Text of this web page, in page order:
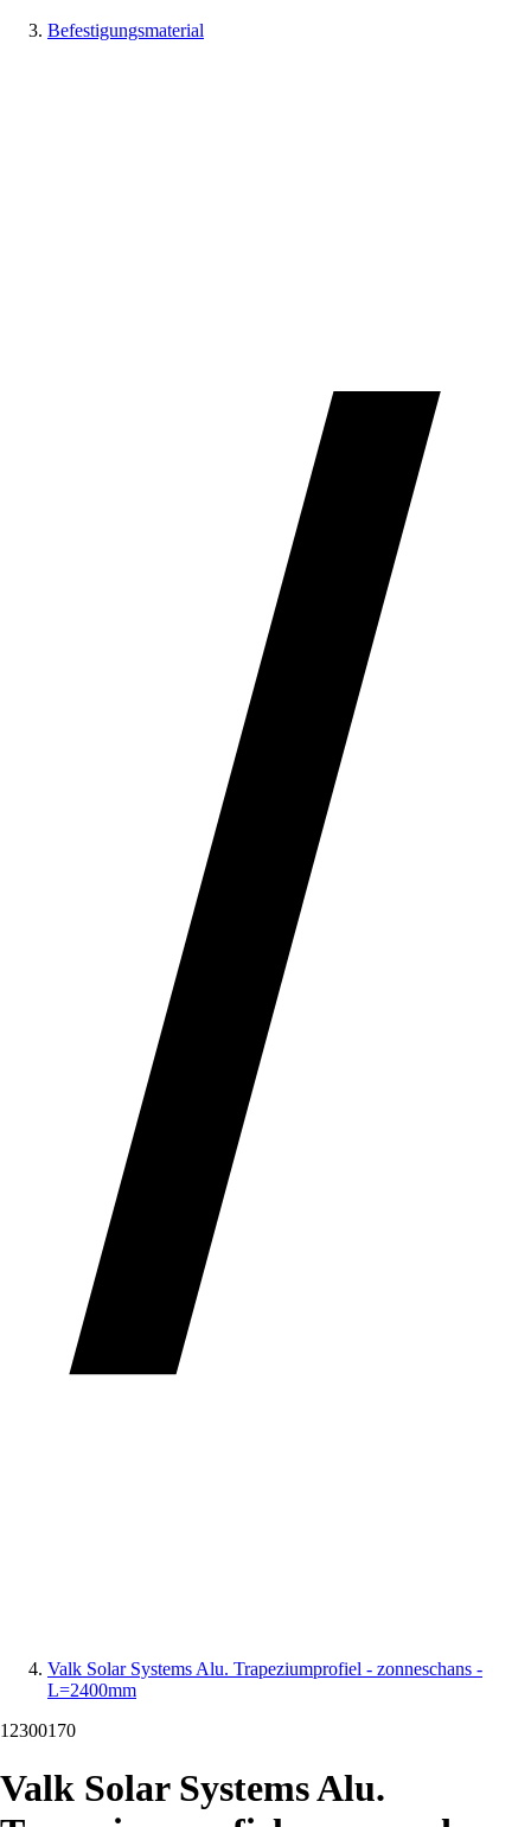
Befestigungsmaterial
Valk Solar Systems Alu. Trapeziumprofiel - zonneschans -
L=2400mm
12300170
Valk Solar Systems Alu.